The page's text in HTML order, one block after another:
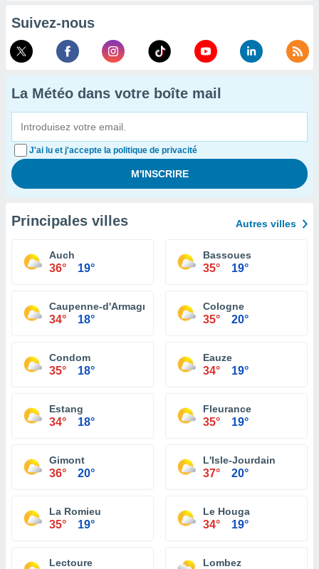
Suivez-nous
La Météo dans votre boîte mail
J'ai lu et j'accepte la politique de privacité
Principales villes Autres villes
Auch
36° 19°
Bassoues
35° 19°
Caupenne-d'Armagnac
34° 18°
Cologne
35° 20°
Condom
35° 18°
Eauze
34° 19°
Estang
34° 18°
Fleurance
35° 19°
Gimont
36° 20°
L'Isle-Jourdain
37° 20°
La Romieu
35° 19°
Le Houga
34° 19°
Lectoure Lombez